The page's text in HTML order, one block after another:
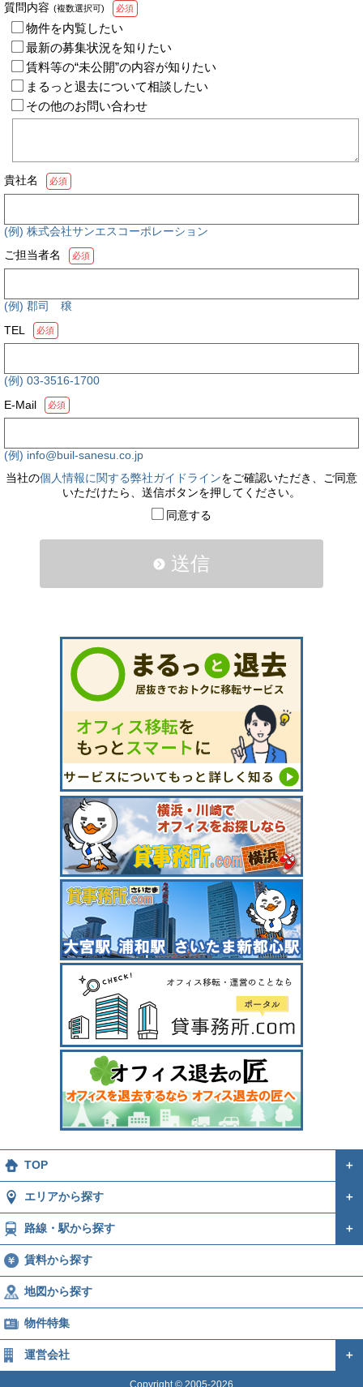
質問内容 (複数選択可) 必須
物件を内覧したい
最新の募集状況を知りたい
賃料等の“未公開”の内容が知りたい
まるっと退去について相談したい
その他のお問い合わせ
貴社名 必須
(例) 株式会社サンエスコーポレーション
ご担当者名
必須
(例) 郡司 穣
TEL
必須
(例) 03-3516-1700
E-Mail
必須
(例) info@buil-sanesu.co.jp
当社の個人情報に関する弊社ガイドラインをご確認いただき、ご同意
いただけたら、送信ボタンを押してください。
同意する
送信
TOP ＋
エリアから探す ＋
路線・駅から探す ＋
賃料から探す
地図から探す
物件特集
運営会社 ＋